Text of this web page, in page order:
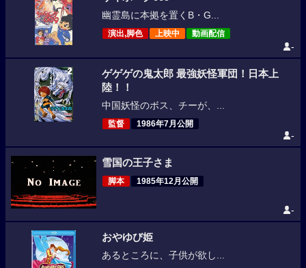
幽霊島に本拠を置くB・G...
演出,脚色 上映中 動画配信
-
ゲゲゲの鬼太郎 最強妖怪軍団！日本上
陸！！
中国妖怪のボス、チーが、...
監督 1986年7月公開
-
雪国の王子さま
脚本 1985年12月公開
-
おやゆび姫
あるところに、子供が欲し...